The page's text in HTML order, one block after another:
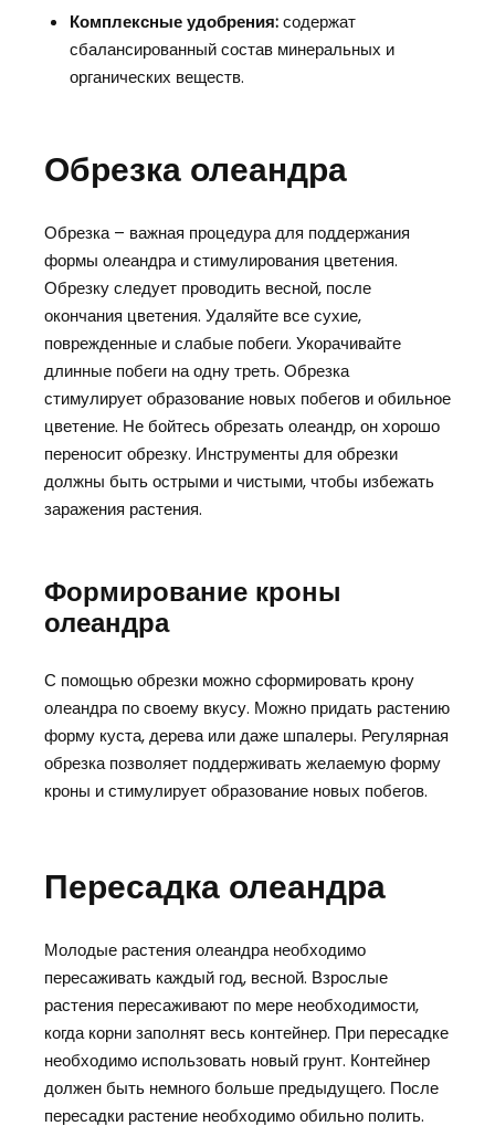
Комплексные удобрения:содержат
сбалансированный состав минеральных и
органических веществ.
Обрезка олеандра
Обрезка – важная процедура для поддержания
формы олеандра и стимулирования цветения.
Обрезку следует проводить весной, после
окончания цветения. Удаляйте все сухие,
поврежденные и слабые побеги. Укорачивайте
длинные побеги на одну треть. Обрезка
стимулирует образование новых побегов и обильное
цветение. Не бойтесь обрезать олеандр, он хорошо
переносит обрезку. Инструменты для обрезки
должны быть острыми и чистыми, чтобы избежать
заражения растения.
Формирование кроны
олеандра
С помощью обрезки можно сформировать крону
олеандра по своему вкусу. Можно придать растению
форму куста, дерева или даже шпалеры. Регулярная
обрезка позволяет поддерживать желаемую форму
кроны и стимулирует образование новых побегов.
Пересадка олеандра
Молодые растения олеандра необходимо
пересаживать каждый год, весной. Взрослые
растения пересаживают по мере необходимости,
когда корни заполнят весь контейнер. При пересадке
необходимо использовать новый грунт. Контейнер
должен быть немного больше предыдущего. После
пересадки растение необходимо обильно полить.